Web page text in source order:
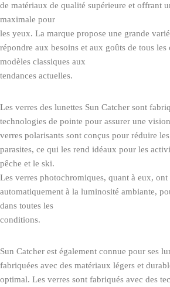
de matériaux de qualité supérieure et offrant
maximale pour
les yeux. La marque propose une grande
répondre aux besoins et aux goûts de tous les
modèles classiques aux
tendances actuelles.
Les verres des lunettes Sun Catcher sont
technologies de pointe pour assurer une
verres polarisants sont conçus pour réduire
parasites, ce qui les rend idéaux pour les
pêche et le ski.
Les verres photochromiques, quant à eux, ont
automatiquement à la luminosité ambiante,
dans toutes les
conditions.
Sun Catcher est également connue pour ses
fabriquées avec des matériaux légers et
optimal. Les verres sont fabriqués avec des